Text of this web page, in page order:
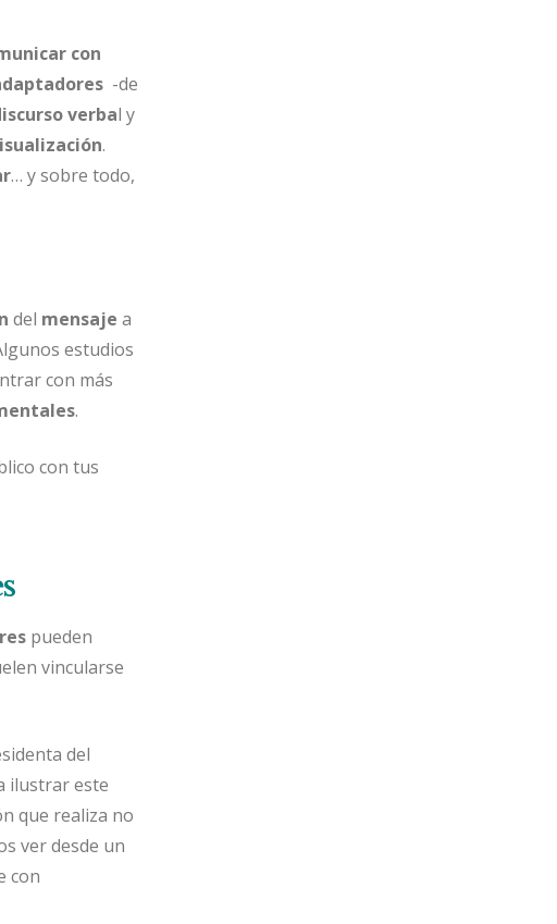
con
-de
verbal y
.
… y sobre todo,
del mensaje a
estudios
con más
.
con tus
pueden
vincularse
del
ilustrar este
que realiza no
ver desde un
con